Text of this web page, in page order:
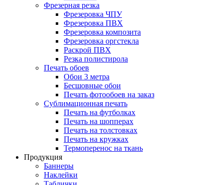
Фрезерная резка
Фрезеровка ЧПУ
Фрезеровка ПВХ
Фрезеровка композита
Фрезеровка оргстекла
Раскрой ПВХ
Резка полистирола
Печать обоев
Обои 3 метра
Бесшовные обои
Печать фотообоев на заказ
Сублимационная печать
Печать на футболках
Печать на шопперах
Печать на толстовках
Печать на кружках
Термоперенос на ткань
Продукция
Баннеры
Наклейки